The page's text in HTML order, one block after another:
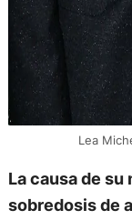
Lea
La causa de su
sobredosis de